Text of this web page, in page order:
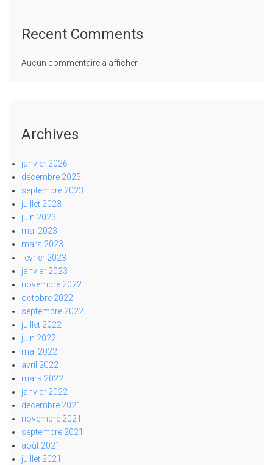
Recent Comments
Aucun commentaire à afficher.
Archives
janvier 2026
décembre 2025
septembre 2023
juillet 2023
juin 2023
mai 2023
mars 2023
février 2023
janvier 2023
novembre 2022
octobre 2022
septembre 2022
juillet 2022
juin 2022
mai 2022
avril 2022
mars 2022
janvier 2022
décembre 2021
novembre 2021
septembre 2021
août 2021
juillet 2021